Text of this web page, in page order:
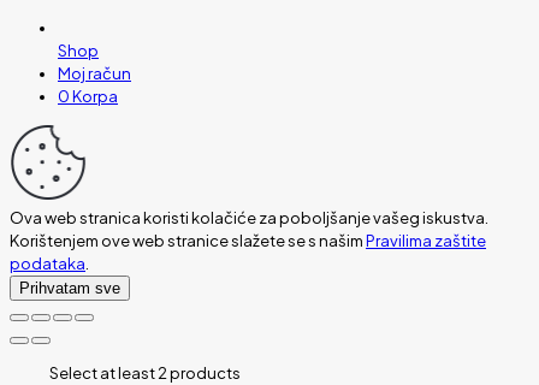
Shop
Moj račun
0Korpa
Ova web stranica koristi kolačiće za poboljšanje vašeg iskustva.
Korištenjem ove web stranice slažete se s našimPravilima zaštite
podataka.
Prihvatam sve
Select at least 2 products